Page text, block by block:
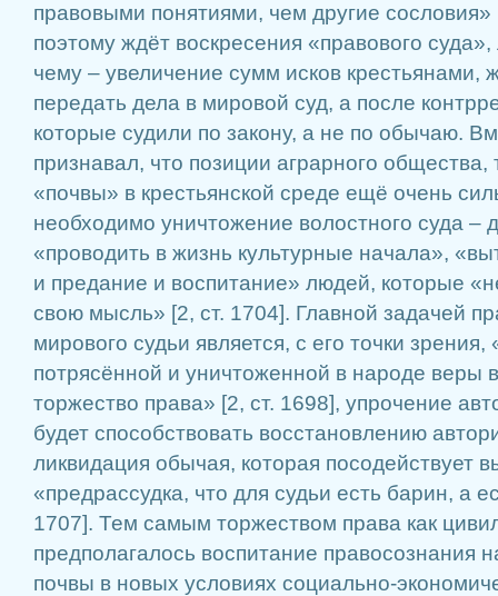
правовыми понятиями, чем другие сословия»
поэтому ждёт воскресения «правового
чему – увеличение сумм исков крестьянами,
передать дела в мировой суд, а после
которые судили по закону, а не по обычаю.
признавал, что позиции аграрного
«почвы» в крестьянской среде ещё очень
необходимо уничтожение волостного суда –
«проводить в жизнь культурные начала»,
и предание и воспитание» людей, которые
свою мысль» [2, ст. 1704]. Главной задачей
мирового судьи является, с его точки
потрясённой и уничтоженной в народе веры
торжество права» [2, ст. 1698], упрочение
будет способствовать восстановлению
ликвидация обычая, которая посодействует
«предрассудка, что для судьи есть барин, а
1707]. Тем самым торжеством права как
предполагалось воспитание правосознания
почвы в новых условиях социально-